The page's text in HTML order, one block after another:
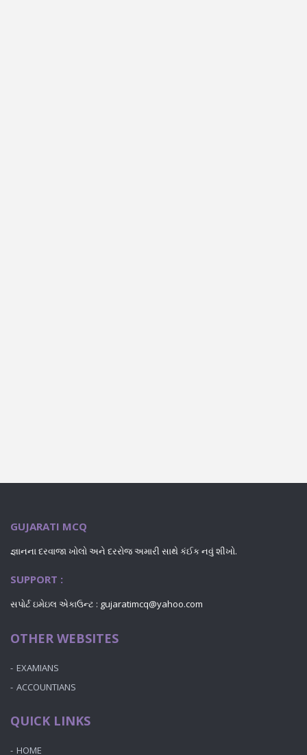
GUJARATI MCQ
જ્ઞાનના દરવાજા ખોલો અને દરરોજ અમારી સાથે કંઈક નવું શીખો.
SUPPORT :
સપોર્ટ ઇમેઇલ એકાઉન્ટ : gujaratimcq@yahoo.com
OTHER WEBSITES
EXAMIANS
ACCOUNTIANS
QUICK LINKS
HOME